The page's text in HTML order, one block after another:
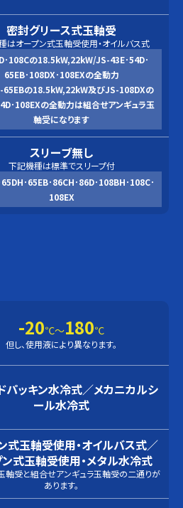
密封グリース式玉軸受
はオープン式玉軸受使用・オイルバス式
･108Cの18.5kW,22kW/JS-43E･54D･
65EB･108DX･108EXの全動力
65EBの18.5kW,22kW及びJS-108DXの
･108EXの全動力は組合せアンギュラ玉
軸受になります
スリーブ無し
下記機種は標準でスリープ付
･65EB･86CH･86D･108BH･108C･
108EX
-20℃〜180℃
但し、使用液により異なります。
パッキン水冷式／メカニカルシ
ール水冷式
式玉軸受使用・オイルバス式／
式玉軸受使用・メタル水冷式
軸受と組合せアンギュラ玉軸受の二通りが
あります。